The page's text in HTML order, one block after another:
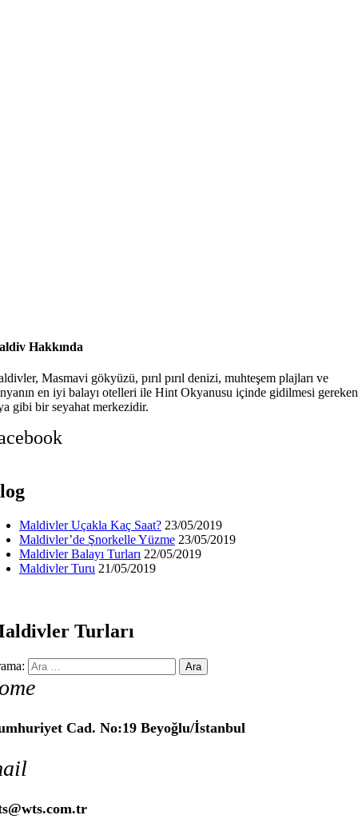
Hakkında
Masmavi gökyüzü, pırıl pırıl denizi, muhteşem plajları ve
en iyi balayı otelleri ile Hint Okyanusu içinde gidilmesi gereken
gibi bir seyahat merkezidir.
Maldivler Uçakla Kaç Saat? 23/05/2019
Maldivler’de Şnorkelle Yüzme 23/05/2019
Maldivler Balayı Turları 22/05/2019
Maldivler Turu 21/05/2019
Turları
Cad. No:19 Beyoğlu/İstanbul